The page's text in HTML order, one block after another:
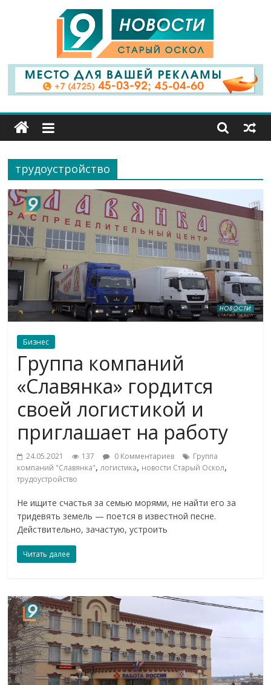
9
Канал
Старый
Оскол
трудоустройство
Бизнес
Группа компаний
«Славянка» гордится
своей логистикой и
приглашает на работу
24.05.2021 137 0 Комментариев
Группа
компаний "Славянка",логистика, новости Старый Оскол,
трудоустройство
Не ищите счастья за семью морями, не найти его за
тридевять земель — поется в известной песне.
Действительно, зачастую, устроить
Читать далее